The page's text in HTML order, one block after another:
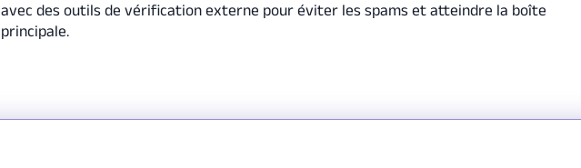
avec des outils de vérification externe pour éviter les spams et atteindre la boîte
principale.